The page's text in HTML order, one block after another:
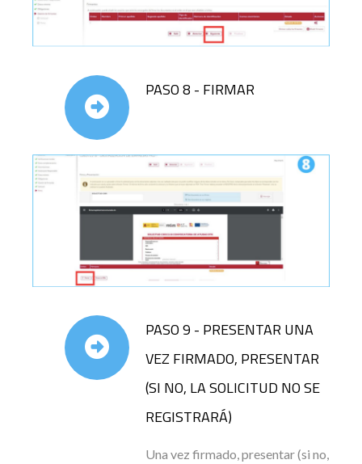
PASO 8 - FIRMAR
PASO 9 - PRESENTAR UNA
VEZ FIRMADO, PRESENTAR
(SI NO, LA SOLICITUD NO SE
REGISTRARÁ)
Una vez firmado, presentar (si no,